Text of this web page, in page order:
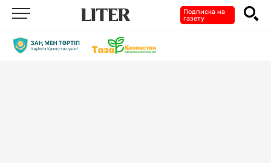
Подписка на
газету